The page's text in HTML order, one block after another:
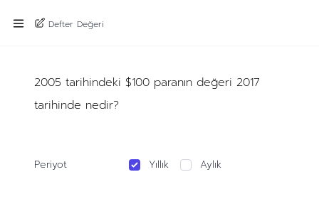
Defter Değeri
2005 tarihindeki $100 paranın değeri 2017
tarihinde nedir?
Periyot Yıllık Aylık